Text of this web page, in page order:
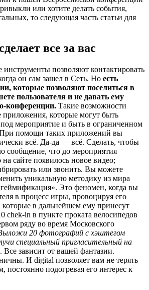
или хотите делать события,
то следующая часть статьи для
все за вас
позволяют контактировать
он сам зашел в Сеть. Но есть
которые позволяют поселиться в
пользователя и не давать ему
конференции. Такие возможности
которые могут быть
мероприятие и быть в ограниченном
помощи таких приложений вы
всё. Да-да — всё. Сделать, чтобы
сообщение, что до мероприятия
на сайте появилось новое видео;
или звонить. Вы можете
уникальную методику из мира
Это феномен, когда вы
в процесс игры, провоцируя его
которые в дальнейшем ему принесут
chek-in в пункте проката велосипедов
ряду во время Московского
20 фотографий с хэштегом
специальный пригласительный на
. Все зависит от вашей фантазии.
И digital позволяет вам не терять
постоянно подогревая его интерес к